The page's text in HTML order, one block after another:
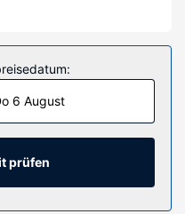
die Küchen bieten, die
und Herdplatte
bietet hochwertige
mit Schlafsofas
Internetzugang
TVs mit
Zur Austattung
6 August
prüfen